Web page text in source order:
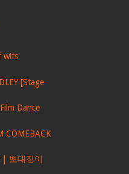
wits
[Stage
Dance
COMEBACK
| 뽀대장이